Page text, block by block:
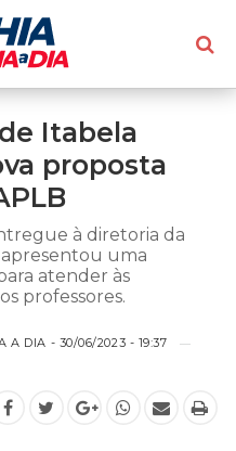
Itabela
proposta
à diretoria da
uma
atender às
professores.
A DIA - 30/06/2023 - 19:37